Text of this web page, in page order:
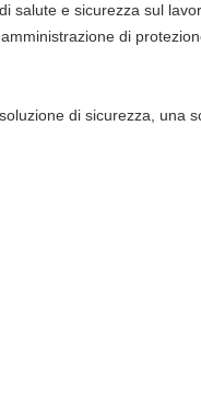
salute e sicurezza sul
di
di sicurezza, una